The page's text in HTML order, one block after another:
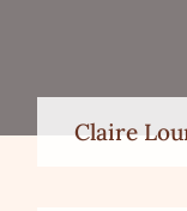
Claire